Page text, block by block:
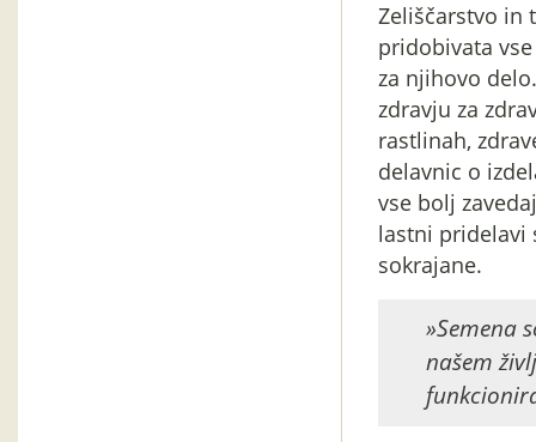
Zeliščarstvo in
pridobivata
za njihovo
zdravju za
rastlinah,
delavnic o
vse bolj
lastni pridelavi
sokrajane.
»Semena
našem